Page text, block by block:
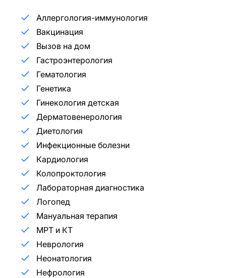
Аллергология-иммунология
Вакцинация
Вызов на дом
Гастроэнтерология
Гематология
Генетика
Гинекология детская
Дерматовенерология
Диетология
Инфекционные болезни
Кардиология
Колопроктология
Лабораторная диагностика
Логопед
Мануальная терапия
МРТ и КТ
Неврология
Неонатология
Нефрология